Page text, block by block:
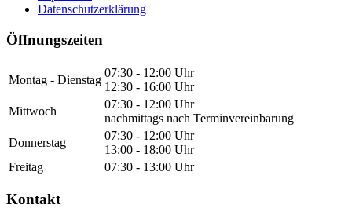
Datenschutzerklärung
Öffnungszeiten
Montag - Dienstag
07:30 - 12:00 Uhr
12:30 - 16:00 Uhr
Mittwoch
07:30 - 12:00 Uhr
nachmittags nach Terminvereinbarung
Donnerstag
07:30 - 12:00 Uhr
13:00 - 18:00 Uhr
Freitag
07:30 - 13:00 Uhr
Kontakt